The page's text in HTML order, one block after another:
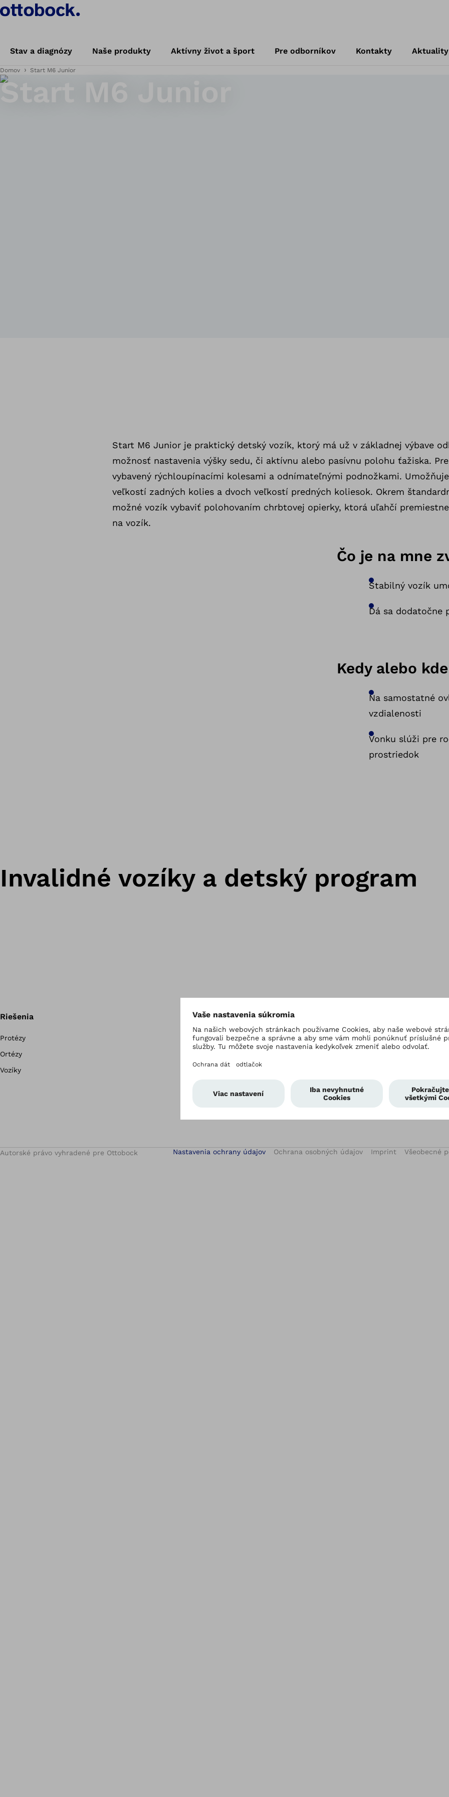
Stav a diagnózy Naše produkty Aktívny život a šport Pre odborníkov Kontakty Aktuality
Domov Start M6 Junior
Start M6 Junior
Start M6 Junior je praktický detský vozík, ktorý má už v základnej výbave
možnosť nastavenia výšky sedu, či aktívnu alebo pasívnu polohu ťažiska.
vybavený rýchloupínacími kolesami a odnímateľnými podnožkami.
veľkostí zadných kolies a dvoch veľkostí predných koliesok. Okrem
možné vozík vybaviť polohovaním chrbtovej opierky, ktorá uľahčí
na vozík.
Čo je na mne
Stabilný vozík
Dá sa dodatočne
Kedy alebo
Na samostatné
vzdialenosti
Vonku slúži pre
prostriedok
Invalidné vozíky a detský program
Riešenia
Protézy
Ortézy
Vozíky
Autorské právo vyhradené pre Ottobock Nastavenia ochrany údajov Ochrana osobných údajov Imprint Všeobecné